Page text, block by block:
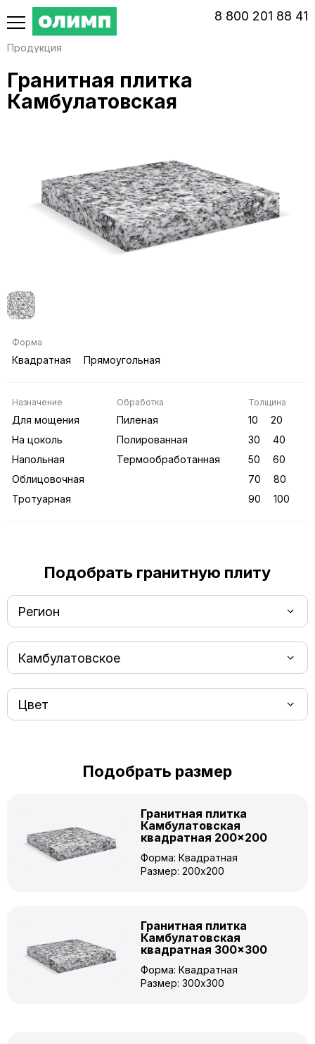
‭8‬ ‭800‬ ‭201 88 41‬
Продукция
Гранитная плитка
Камбулатовская
Форма
Квадратная Прямоугольная
Назначение
Для мощения
На цоколь
Напольная
Облицовочная
Тротуарная
Обработка
Пиленая
Полированная
Термообработанная
Толщина
10
20
30
40
50
60
70
80
90
100
Подобрать гранитную плиту
Регион
Камбулатовское
Цвет
Подобрать размер
Гранитная плитка
Камбулатовская
квадратная 200×200
Форма: Квадратная
Размер: 200x200
Гранитная плитка
Камбулатовская
квадратная 300×300
Форма: Квадратная
Размер: 300x300